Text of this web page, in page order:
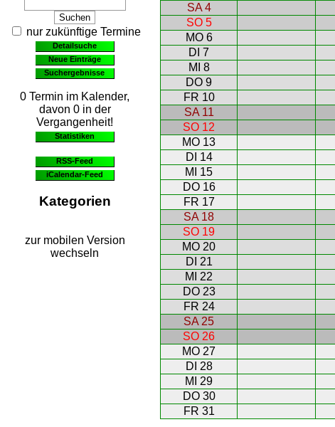
nur zukünftige Termine
Detailsuche
Neue Einträge
Suchergebnisse
0 Termin im Kalender,
davon 0 in der
Vergangenheit!
Statistiken
RSS-Feed
iCalendar-Feed
Kategorien
zur mobilen Version
wechseln
SA 4
SO 5
MO 6
DI 7
MI 8
DO 9
FR 10
SA 11
SO 12
MO 13
DI 14
MI 15
DO 16
FR 17
SA 18
SO 19
MO 20
DI 21
MI 22
DO 23
FR 24
SA 25
SO 26
MO 27
DI 28
MI 29
DO 30
FR 31